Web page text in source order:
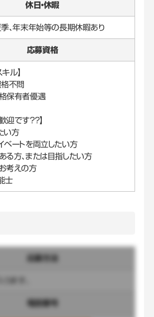
休日・休暇
季、年末年始等の長期休暇あり
応募資格
ル】
格不問
保有者優遇
迎です??】
い方
ベートを両立したい方
る方、または目指したい方
考えの方
士